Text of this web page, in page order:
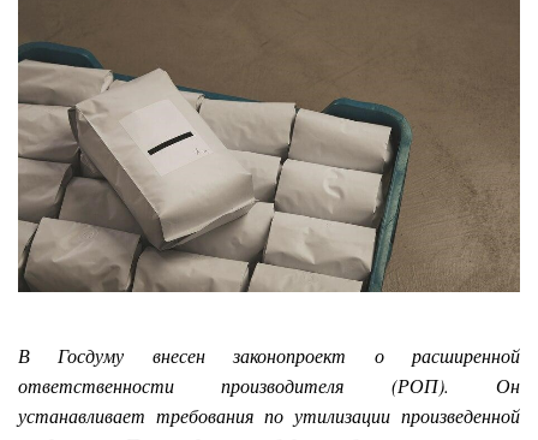
В Госдуму внесен законопроект о расширенной
ответственности производителя (РОП). Он
устанавливает требования по утилизации произведенной